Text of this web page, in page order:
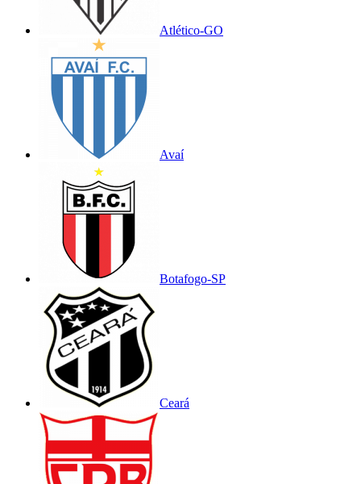
Atlético-GO
Avaí
Botafogo-SP
Ceará